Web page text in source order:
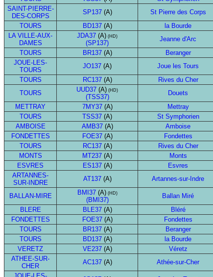
SAINT-PIERRE-
DES-CORPS
SP137(A) St Pierre des Corps
TOURS BD137(A) la Bourde
LA VILLE-AUX-
DAMES
JDA37 (A) (HD)
(SP137)
Jeanne d'Arc
TOURS BR137(A) Beranger
JOUE-LES-
TOURS
JO137 (A) Joue les Tours
TOURS RC137(A) Rives du Cher
TOURS UUD37 (A) (HD)
(TSS37)
Douets
METTRAY 7MY37(A) Mettray
TOURS TSS37 (A) St Symphorien
AMBOISE AMB37(A) Amboise
FONDETTES FOE37(A) Fondettes
TOURS RC137(A) Rives du Cher
MONTS MT237 (A) Monts
ESVRES ES137(A) Esvres
ARTANNES-
SUR-INDRE
AT137(A) Artannes-sur-Indre
BALLAN-MIRE BMI37(A)(HD)
(BMI37)
Ballan Miré
BLERE BLE37(A) Bléré
FONDETTES FOE37(A) Fondettes
TOURS BR137(A) Beranger
TOURS BD137(A) la Bourde
VERETZ VE237(A) Véretz
ATHEE-SUR-
CHER
AC137(A) Athée-sur-Cher